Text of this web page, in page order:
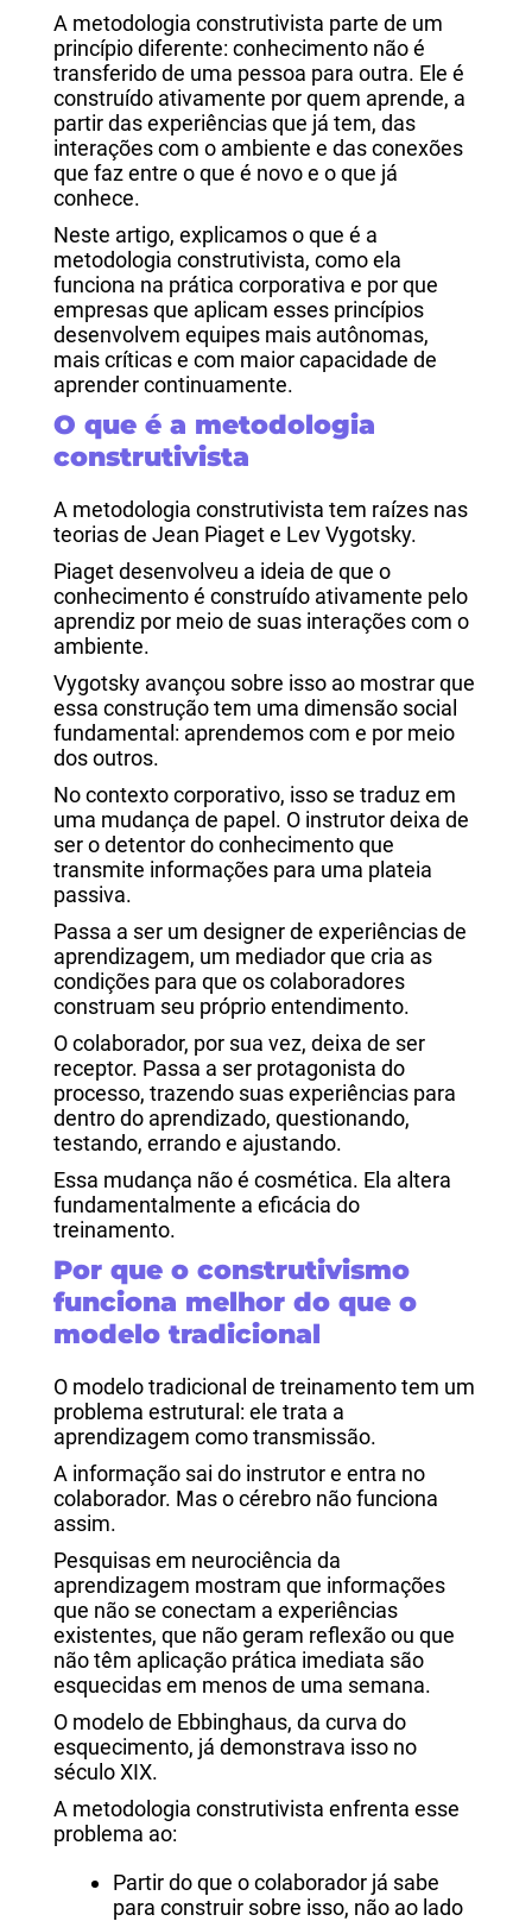
A metodologia construtivista parte de um
princípio diferente: conhecimento não é
transferido de uma pessoa para outra. Ele é
construído ativamente por quem aprende, a
partir das experiências que já tem, das
interações com o ambiente e das conexões
que faz entre o que é novo e o que já
conhece.
Neste artigo, explicamos o que é a
metodologia construtivista, como ela
funciona na prática corporativa e por que
empresas que aplicam esses princípios
desenvolvem equipes mais autônomas,
mais críticas e com maior capacidade de
aprender continuamente.
O que é a metodologia
construtivista
A metodologia construtivista tem raízes nas
teorias de Jean Piaget e Lev Vygotsky.
Piaget desenvolveu a ideia de que o
conhecimento é construído ativamente pelo
aprendiz por meio de suas interações com o
ambiente.
Vygotsky avançou sobre isso ao mostrar que
essa construção tem uma dimensão social
fundamental: aprendemos com e por meio
dos outros.
No contexto corporativo, isso se traduz em
uma mudança de papel. O instrutor deixa de
ser o detentor do conhecimento que
transmite informações para uma plateia
passiva.
Passa a ser um designer de experiências de
aprendizagem, um mediador que cria as
condições para que os colaboradores
construam seu próprio entendimento.
O colaborador, por sua vez, deixa de ser
receptor. Passa a ser protagonista do
processo, trazendo suas experiências para
dentro do aprendizado, questionando,
testando, errando e ajustando.
Essa mudança não é cosmética. Ela altera
fundamentalmente a eficácia do
treinamento.
Por que o construtivismo
funciona melhor do que o
modelo tradicional
O modelo tradicional de treinamento tem um
problema estrutural: ele trata a
aprendizagem como transmissão.
A informação sai do instrutor e entra no
colaborador. Mas o cérebro não funciona
assim.
Pesquisas em neurociência da
aprendizagem mostram que informações
que não se conectam a experiências
existentes, que não geram reflexão ou que
não têm aplicação prática imediata são
esquecidas em menos de uma semana.
O modelo de Ebbinghaus, da curva do
esquecimento, já demonstrava isso no
século XIX.
A metodologia construtivista enfrenta esse
problema ao:
Partir do que o colaborador já sabe
para construir sobre isso, não ao lado